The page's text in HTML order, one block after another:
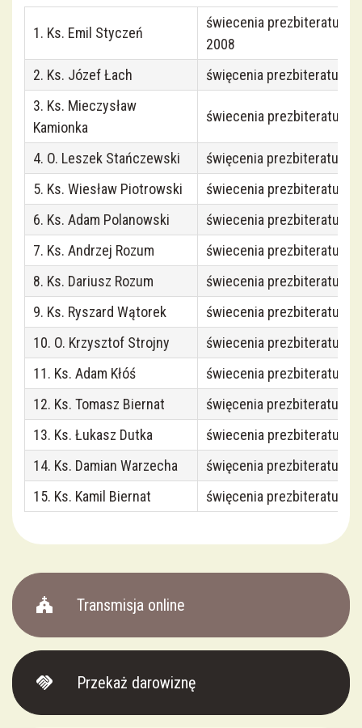
Krucjata Wyzwolenia Człowieka
Crucis Splendor
Zakon Rycerzy Jana Pawła II
Chór Parafialny
Duchowa Adopcja Dziecka Poczętego
Apostolat Margaretka
Rada Parafialna
Nadzwyczajni Szafarze Komunii św.
Apostolat Pomocy Duszom Czyśćcowym
Rada Ekonomiczna
church Transmisja online
handshake Przekaż darowiznę
1. Ks. Emil Styczeń
świecenia prezbiteratu
2008
2. Ks. Józef Łach
święcenia prezbiteratu
3. Ks. Mieczysław
Kamionka
świecenia prezbiteratu
4. O. Leszek Stańczewski
święcenia prezbiteratu
5. Ks. Wiesław Piotrowski
świecenia prezbiteratu
6. Ks. Adam Polanowski
świecenia prezbiteratu
7. Ks. Andrzej Rozum
świecenia prezbiteratu
8. Ks. Dariusz Rozum
świecenia prezbiteratu
9. Ks. Ryszard Wątorek
świecenia prezbiteratu
10. O. Krzysztof Strojny
świecenia prezbiteratu
11. Ks. Adam Kłóś
świecenia prezbiteratu
12. Ks. Tomasz Biernat
święcenia prezbiteratu
13. Ks. Łukasz Dutka
świecenia prezbiteratu
14. Ks. Damian Warzecha
święcenia prezbiteratu
15. Ks. Kamil Biernat
święcenia prezbiteratu